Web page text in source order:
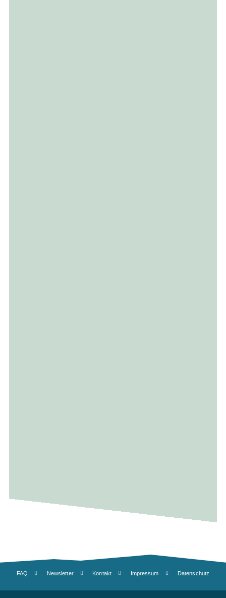
FAQ Newsletter Kontakt Impressum Datenschutz